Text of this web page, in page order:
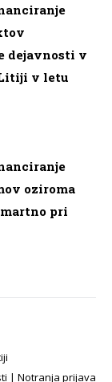
dejavnosti v
v letu
oziroma
pri
| Notranja prijava